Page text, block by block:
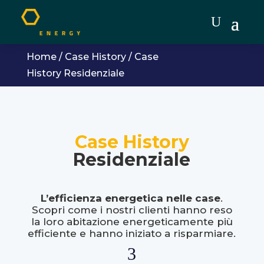
Home/ Case History/ Case
History Residenziale
Case History
Residenziale
L’efficienza energetica nelle case.
Scopri come i nostri clienti hanno reso
la loro abitazione energeticamente più
efficiente e hanno iniziato a risparmiare.
3